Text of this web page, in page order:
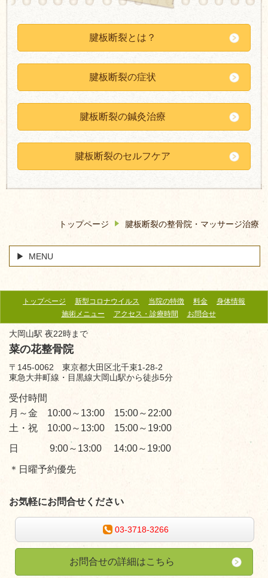
腱板断裂とは？
腱板断裂の症状
腱板断裂の鍼灸治療
腱板断裂のセルフケア
トップページ 腱板断裂の整骨院・マッサージ治療
MENU
トップページ 新型コロナウイルス 当院の特徴 料金
身体情報
施術メニュー
アクセス・診療時間 お問合せ
大岡山駅 夜22時まで
菜の花整骨院
〒145-0062 東京都大田区北千束1-28-2
東急大井町線・目黒線大岡山駅から徒歩5分
受付時間
月～金 10:00～13:00 15:00～22:00
土・祝 10:00～13:00 15:00～19:00
日 9:00～13:00 14:00～19:00
＊日曜予約優先
お気軽にお問合せください
03-3718-3266
お問合せの詳細はこちら